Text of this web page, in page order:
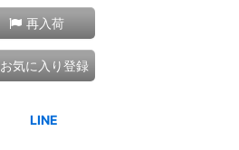
再入荷
お気に入り登録